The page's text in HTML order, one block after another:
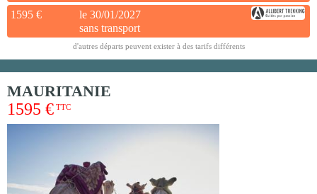
1595 €
le 30/01/2027
sans transport
d'autres départs peuvent exister à des tarifs différents
MAURITANIE
1595 € TTC